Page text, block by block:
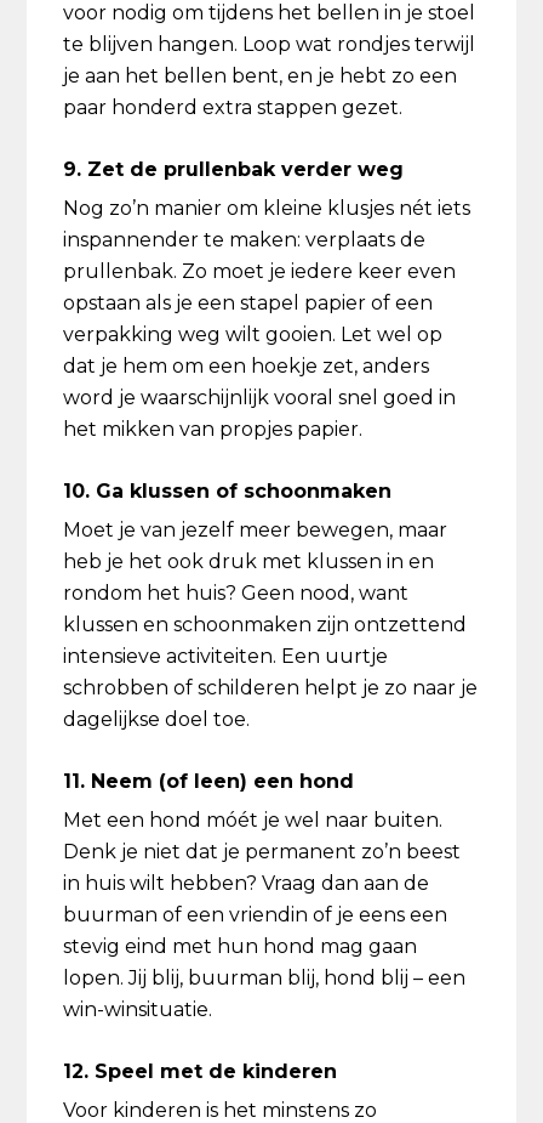
voor nodig om tijdens het bellen in je stoel
te blijven hangen. Loop wat rondjes terwijl
je aan het bellen bent, en je hebt zo een
paar honderd extra stappen gezet.
9. Zet de prullenbak verder weg
Nog zo’n manier om kleine klusjes nét iets
inspannender te maken: verplaats de
prullenbak. Zo moet je iedere keer even
opstaan als je een stapel papier of een
verpakking weg wilt gooien. Let wel op
dat je hem om een hoekje zet, anders
word je waarschijnlijk vooral snel goed in
het mikken van propjes papier.
10. Ga klussen of schoonmaken
Moet je van jezelf meer bewegen, maar
heb je het ook druk met klussen in en
rondom het huis? Geen nood, want
klussen en schoonmaken zijn ontzettend
intensieve activiteiten. Een uurtje
schrobben of schilderen helpt je zo naar je
dagelijkse doel toe.
11. Neem (of leen) een hond
Met een hond móét je wel naar buiten.
Denk je niet dat je permanent zo’n beest
in huis wilt hebben? Vraag dan aan de
buurman of een vriendin of je eens een
stevig eind met hun hond mag gaan
lopen. Jij blij, buurman blij, hond blij – een
win-winsituatie.
12. Speel met de kinderen
Voor kinderen is het minstens zo